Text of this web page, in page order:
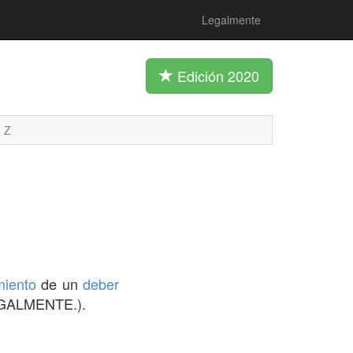
Legalmente
Edición 2020
Z
de un deber